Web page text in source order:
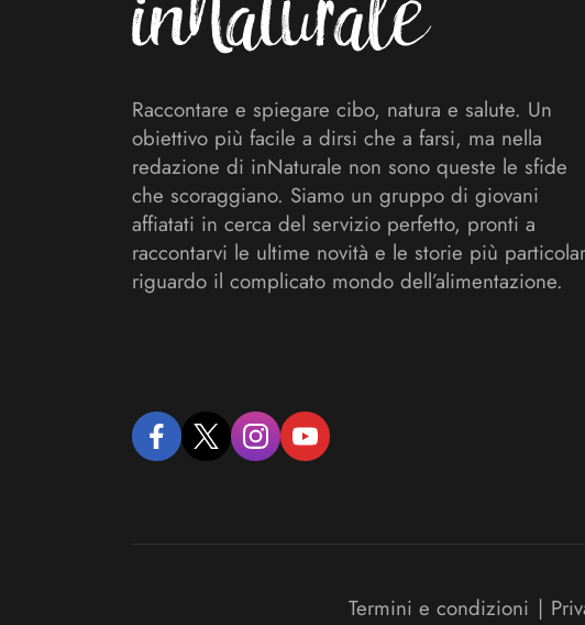
Raccontare e spiegare cibo, natura e salute. Un
obiettivo più facile a dirsi che a farsi, ma nella
redazione di inNaturale non sono queste le sfide
che scoraggiano. Siamo un gruppo di giovani
affiatati in cerca del servizio perfetto, pronti a
raccontarvi le ultime novità e le storie più
riguardo il complicato mondo dell’alimentazione.
facebooktwitter instagramyoutube
Termini e condizioni |